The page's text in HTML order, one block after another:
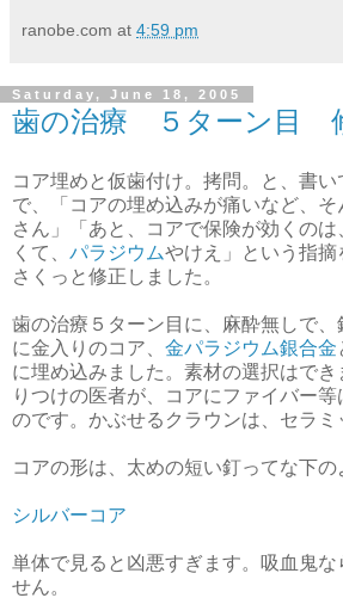
ranobe.com at 4:59 pm
Saturday, June 18, 2005
歯の治療 ５ターン目
コア埋めと仮歯付け。拷問。と、書
で、「コアの埋め込みが痛いなど、そ
さん」「あと、コアで保険が効くの
くて、 パラジウムやけえ」という指摘
さくっと修正しました。
歯の治療５ターン目に、麻酔無しで
に金入りのコア、 金パラジウム銀合金
に埋め込みました。素材の選択はで
りつけの医者が、コアにファイバー
のです。かぶせるクラウンは、セラミ
コアの形は、太めの短い釘ってな下の
シルバーコア
単体で見ると凶悪すぎます。吸血鬼な
せん。